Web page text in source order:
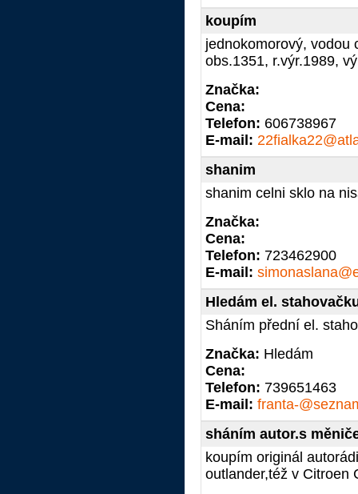
koupím
jednokomorový, vodou
obs.1351, r.výr.1989,
Značka:
Cena:
Telefon: 606738967
E-mail:
shanim
shanim celni sklo na
Značka:
Cena:
Telefon: 723462900
E-mail:
Hledám el.
Sháním přední el.
Značka: Hledám
Cena:
Telefon: 739651463
E-mail: franta-
sháním autor.s
koupím originál
outlander,též v Citroen